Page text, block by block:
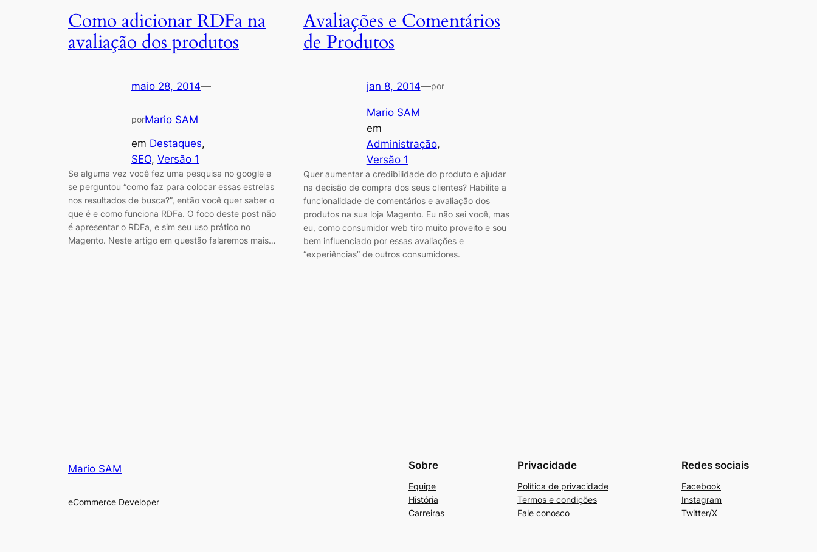
Como adicionar RDFa na
avaliação dos produtos
maio 28, 2014—
porMario SAM
em Destaques
SEO, Versão 1
Se alguma vez você fez uma pesquisa no google e
se perguntou “como faz para colocar essas estrelas
nos resultados de busca?”, então você quer saber o
que é e como funciona RDFa. O foco deste post não
é apresentar o RDFa, e sim seu uso prático no
Magento. Neste artigo em questão falaremos mais…
Avaliações e Comentários
de Produtos
jan 8, 2014—por
Mario SAM
em
Administração
Versão 1
Quer aumentar a credibilidade do produto e ajudar
na decisão de compra dos seus clientes? Habilite a
funcionalidade de comentários e avaliação dos
produtos na sua loja Magento. Eu não sei você, mas
eu, como consumidor web tiro muito proveito e sou
bem influenciado por essas avaliações e
“experiências” de outros consumidores.
Mario SAM
eCommerce Developer
Sobre
Equipe
História
Carreiras
Privacidade
Política de privacidade
Termos e condições
Fale conosco
Redes sociais
Facebook
Instagram
Twitter/X